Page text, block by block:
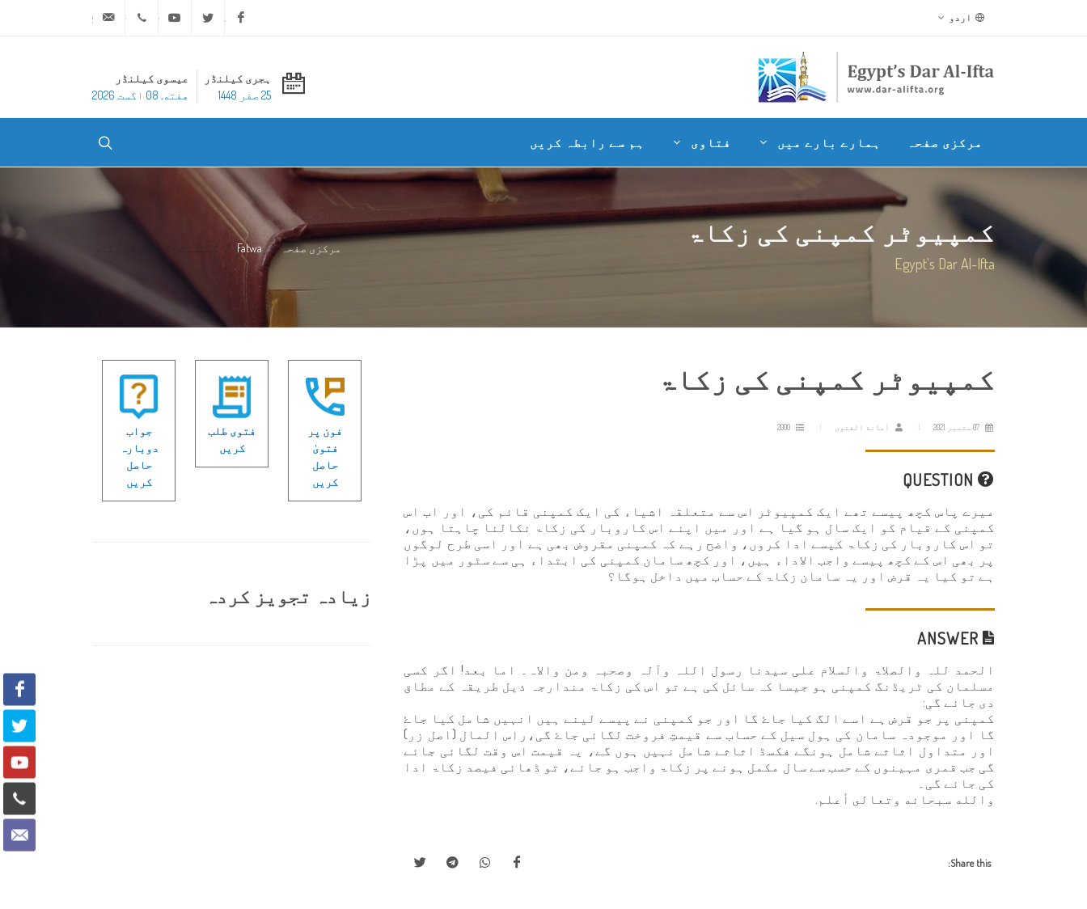
اردو Facebook
Twitter
Youtube
ہجری کیلنڈر
25 صفر 1448
عیسوی کیلنڈر
هفته, 08 اگست 2026
مرکزی صفحہ ہمارے بارے میں فتاوی ہم سے رابطہ کریں
کمپیوٹر کمپنی کی زکاۃ
Egypt's Dar Al-Ifta
مرکزی صفحہ Fatwa کمپیوٹر کمپنی کی زکاۃ
کمپیوٹر کمپنی کی زکاۃ
أمانة الفتوى
میرے پاس کچھ پیسے تھے ایک کمپیوٹر اس سے متعلقہ اشیاء کی ایک کمپنی قائم کی، اور اب اس
کمپنی کے قیام کو ایک سال ہو گیا ہے اور میں اپنے اس کاروبار کی زکاۃ نکالنا چاہتا ہوں،
تو اس کاروبار کی زکاۃ کیسے ادا کروں، واضح رہے کہ کمپنی مقروض بھی ہے اور اسی طرح لوگوں
پر بھی اس کے کچھ پیسے واجب الاداء ہیں، اور کچھ سامان کمپنی کی ابتداء ہی سے سٹور میں پڑا
ہے تو کیا یہ قرض اور یہ سامان زکاۃ کے حساب میں داخل ہوگا؟
الحمد للہ والصلاۃ والسلام علی سیدنا رسول اللہ وآلہ وصحبہ ومن والاہ۔ اما بعد! اگر کسی
مسلمان کی ٹریڈنگ کمپنی ہو جیسا کہ سائل کی ہے تو اس کی زکاۃ مندارجہ ذیل طریقہ کے مطاق
دی جائے گی:
کمپنی پر جو قرض ہے اسے الگ کیا جاۓ گا اور جو کمپنی نے پیسے لینے ہیں انہیں شامل کیا جاۓ
گا اور موجودہ سامان کی ہول سیل کے حساب سے قیمتِ فروخت لگائی جاۓ گی،راس المال (اصل زر)
اور متداول اثاثے شامل ہونگے فکسڈ اثاثے شامل نہیں ہوں گے، یہ قیمت اس وقت لگائی جائے
گی جب قمری مہینوں کے حسب سے سال مکمل ہونے پر زکاۃ واجب ہو جائے، تو ڈھائی فیصد زکاۃ ادا
کی جائے گی۔
والله سبحانه وتعالى أعلم.
Share this:
فون پر
فتویٰ
حاصل
کریں
فتوی طلب
کریں
جواب
دوبارہ
حاصل
کریں
زیادہ تجویز کردہ